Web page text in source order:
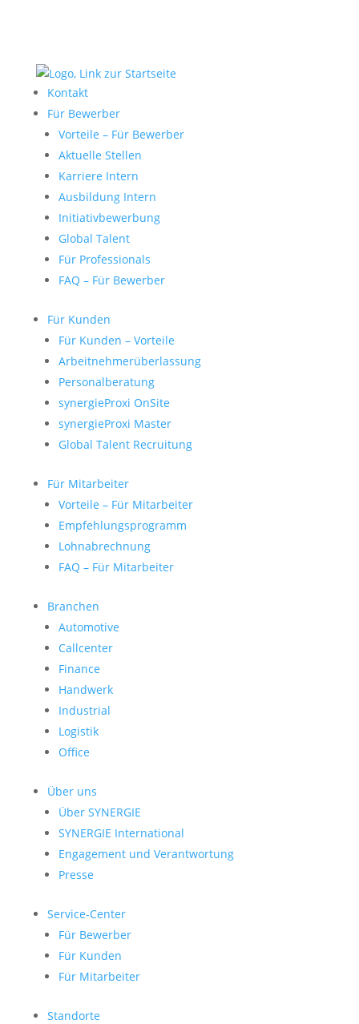
Kontakt
Für Bewerber
Vorteile – Für Bewerber
Aktuelle Stellen
Karriere Intern
Ausbildung Intern
Initiativbewerbung
Global Talent
Für Professionals
FAQ – Für Bewerber
Für Kunden
Für Kunden – Vorteile
Arbeitnehmerüberlassung
Personalberatung
synergieProxi OnSite
synergieProxi Master
Global Talent Recruitung
Für Mitarbeiter
Vorteile – Für Mitarbeiter
Empfehlungsprogramm
Lohnabrechnung
FAQ – Für Mitarbeiter
Branchen
Automotive
Callcenter
Finance
Handwerk
Industrial
Logistik
Office
Über uns
Über SYNERGIE
SYNERGIE International
Engage­ment und Verantwor­tung
Presse
Service-Center
Für Bewerber
Für Kunden
Für Mitarbeiter
Standorte